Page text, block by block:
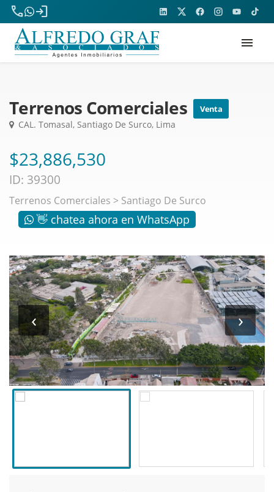
phone
login
menu
Terrenos Comerciales Venta
CAL. Tomasal, Santiago De Surco, Lima
$23,886,530
ID: 39300
Terrenos Comerciales > Santiago De Surco
👋 chatea ahora en WhatsApp
‹ ›